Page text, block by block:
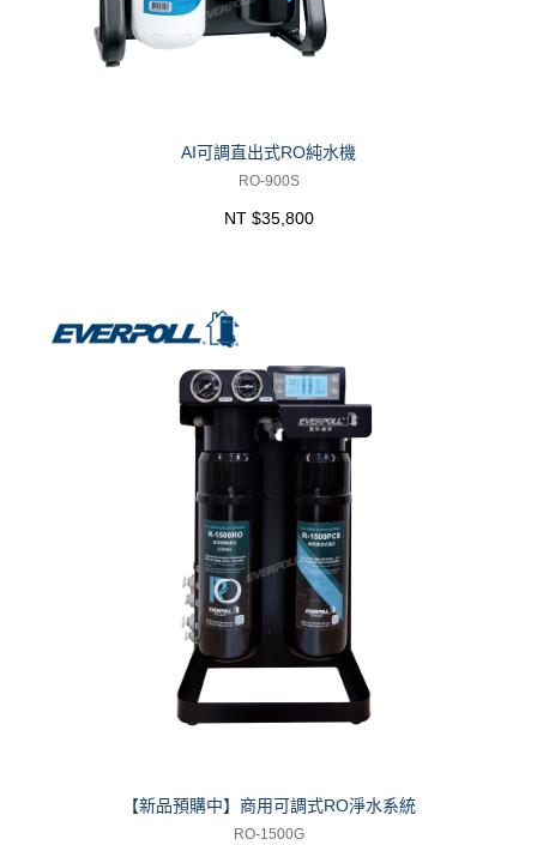
AI可調直出式RO純水機
RO-900S
NT $35,800
【新品預購中】商用可調式RO淨水系統
RO-1500G